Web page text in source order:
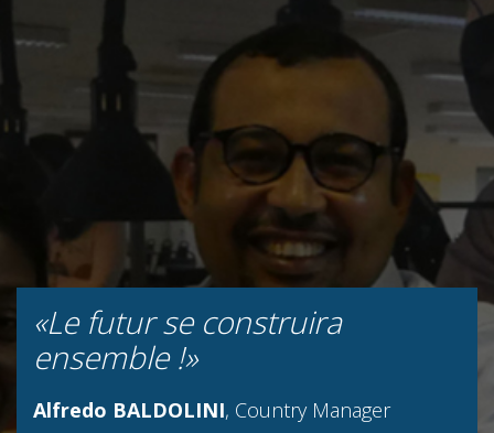
«Le futur se construira
ensemble !»
Alfredo BALDOLINI, Country Manager